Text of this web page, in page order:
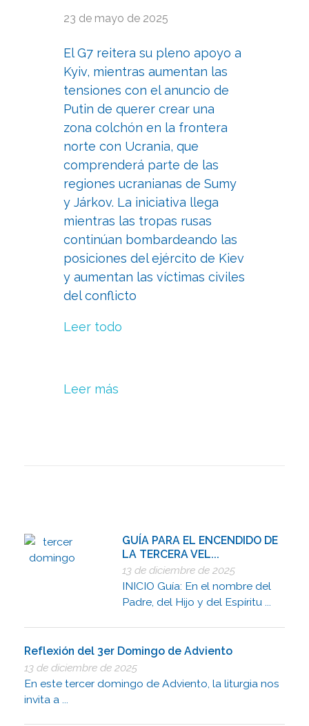
23 de mayo de 2025
El G7 reitera su pleno apoyo a
Kyiv, mientras aumentan las
tensiones con el anuncio de
Putin de querer crear una
zona colchón en la frontera
norte con Ucrania, que
comprenderá parte de las
regiones ucranianas de Sumy
y Járkov. La iniciativa llega
mientras las tropas rusas
continúan bombardeando las
posiciones del ejército de Kiev
y aumentan las víctimas civiles
del conflicto
Leer todo
Leer más
GUÍA PARA EL ENCENDIDO DE
LA TERCERA VEL...
13 de diciembre de 2025
INICIO Guía: En el nombre del
Padre, del Hijo y del Espíritu ...
Reflexión del 3er Domingo de Adviento
13 de diciembre de 2025
En este tercer domingo de Adviento, la liturgia nos
invita a ...